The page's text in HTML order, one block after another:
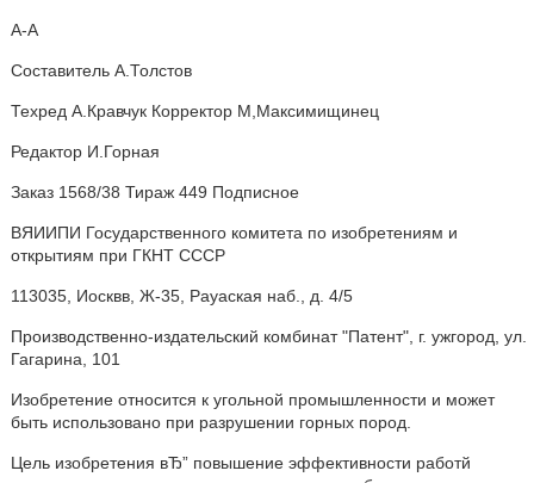
А-А
Составитель А.Толстов
Техред А.Кравчук Корректор М,Максимищинец
Редактор И.Горная
Заказ 1568/38 Тираж 449 Подписное
ВЯИИПИ Государственного комитета по изобретениям и
открытиям при ГКНТ СССР
113035, Иосквв, Ж-35, Рауаская наб., д. 4/5
Производственно-издательский комбинат "Патент", г. ужгород, ул.
Гагарина, 101
Изобретение относится к угольной промышленности и может
быть использовано при разрушении горных пород.
Цель изобретения вЂ” повышение эффективности работй